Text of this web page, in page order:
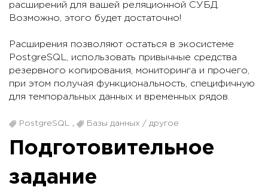
расширений для вашей реляционной СУБД.
Возможно, этого будет достаточно!
Расширения позволяют остаться в экосистеме
PostgreSQL, использовать привычные средства
резервного копирования, мониторинга и прочего,
при этом получая функциональность, специфичную
для темпоральных данных и временных рядов.
PostgreSQL , Базы данных / другое
Подготовительное
задание